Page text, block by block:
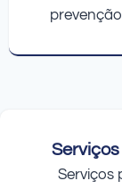
Serviços